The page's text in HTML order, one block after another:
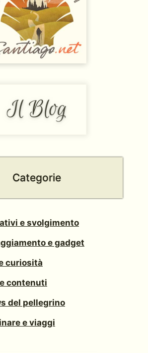
Categorie
e svolgimento
e gadget
curiosità
contenuti
del pellegrino
e viaggi